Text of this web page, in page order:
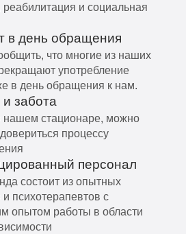
и социальная
в день обращения
что многие из наших
употребление
в день обращения к нам.
забота
нашем стационаре, можно
процессу
персонал
состоит из опытных
и психотерапевтов с
опытом работы в области